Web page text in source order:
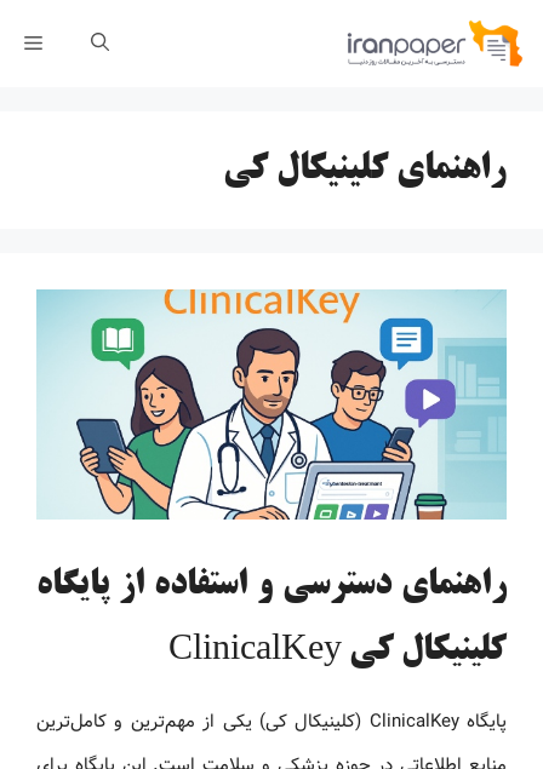
پرش
راهنمای کلینیکال کی
راهنمای دسترسی و استفاده از پایگاه
کلینیکال کی ClinicalKey
پایگاه ClinicalKey (کلینیکال کی) یکی از مهم‌ترین و کامل‌ترین